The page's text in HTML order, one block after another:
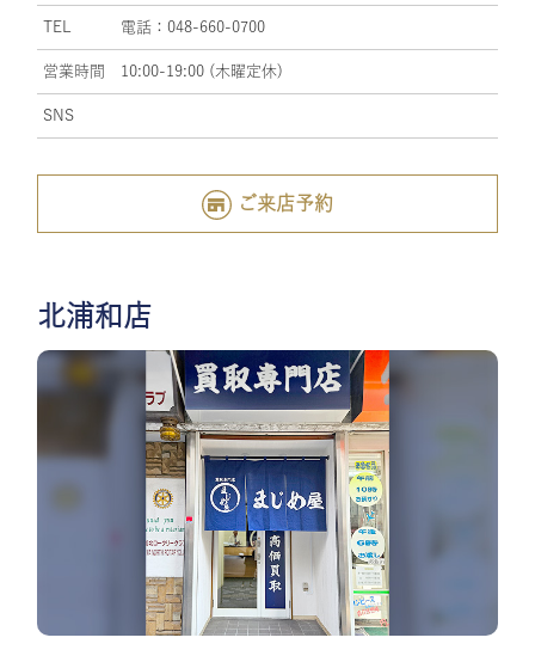
TEL 電話：048-660-0700
営業時間 10:00-19:00 (木曜定休)
SNS
ご来店予約
北浦和店